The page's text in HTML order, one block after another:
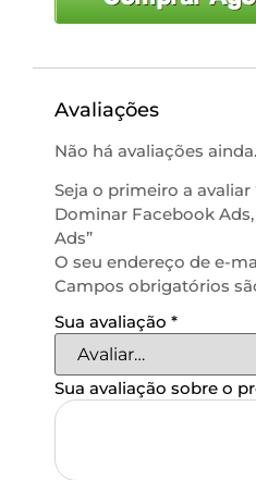
Avaliações
Não há avaliações ainda.
Seja o primeiro a avaliar
Dominar Facebook
Ads”
O seu endereço de e-
Campos obrigatórios
Sua avaliação *
Sua avaliação sobre o